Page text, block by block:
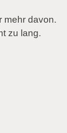
mehr davon.
zu lang.